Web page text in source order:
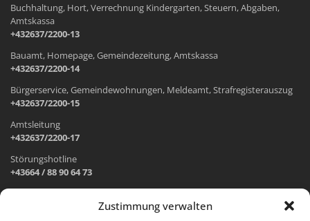
Zustimmung verwalten
Buchhaltung, Hort, Verrechnung Kindergarten, Steuern, Abgaben,
Amtskassa
+432637/2200-13
Bauamt, Homepage, Gemeindezeitung, Amtskassa
+432637/2200-14
Bürgerservice, Gemeindewohnungen, Meldeamt, Strafregisterauszug
+432637/2200-15
Amtsleitung
+432637/2200-17
Störungshotline
+43664 / 88 90 64 73